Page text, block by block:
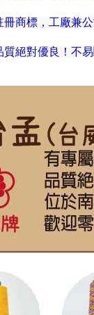
冊商標，工廠兼
質絕對優良！不